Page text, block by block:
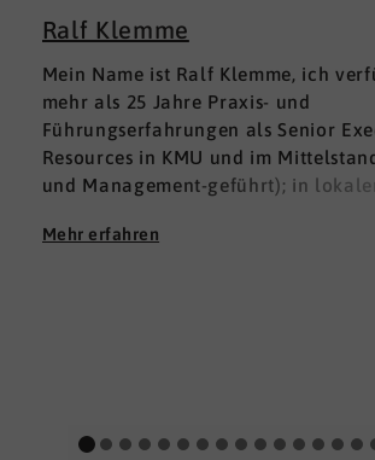
Ralf Klemme
Mein Name ist Ralf Klemme, ich
mehr als 25 Jahre Praxis- und
Führungserfahrungen als Senior
Resources in KMU und im
und Management-geführt); in
Erfahrungen fußen auf der
Menschen stehen seit jeher im
Mehr erfahren